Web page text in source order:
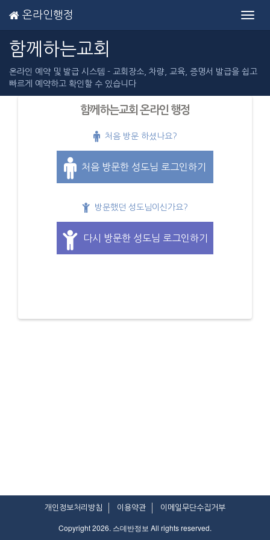
온라인행정
함께하는교회
온라인 예약 및 발급 시스템 - 교회장소, 차량, 교육, 증명서 발급을 쉽고
빠르게 예약하고 확인할 수 있습니다
함께하는교회 온라인 행정
처음 방문 하셨나요?
처음 방문한 성도님 로그인하기
방문했던 성도님이신가요?
다시 방문한 성도님 로그인하기
개인정보처리방침 이용약관 이메일무단수집거부
Copyright 2026. 스데반정보 All rights reserved.